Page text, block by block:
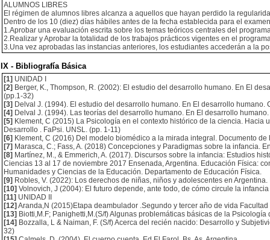
ALUMNOS LIBRES
El régimen de alumnos libres alcanza a aquellos que hayan perdido la
Dentro de los 10 (diez) días hábiles antes de la fecha establecida para el
1.Aprobar una evaluación escrita sobre los temas teóricos centrales del
2.Realizar y Aprobar la totalidad de los trabajos prácticos vigentes en el
3.Una vez aprobadas las instancias anteriores, los estudiantes accederán a la
IX - Bibliografía Básica
[1] UNIDAD I
[2] Berger, K., Thompson, R. (2002): El estudio del desarrollo humano. En El
(pp.1-32)
[3] Delval J. (1994). El estudio del desarrollo humano. En El desarrollo humano.
[4] Delval J. (1994). Las teorías del desarrollo humano. En El desarrollo
[5] Klement, C (2015) La Psicología en el contexto histórico de la ciencia.
Desarrollo . FaPsi. UNSL. (pp. 1-11)
[6] Klement, C (2016) Del modelo biomédico a la mirada integral. Documento
[7] Marasca, C.; Fass, A. (2018) Concepciones y Paradigmas sobre la infancia.
[8] Martínez, M., & Emmerich, A. (2017). Discursos sobre la infancia: Estudios
Ciencias 13 al 17 de noviembre 2017 Ensenada, Argentina. Educación Física:
Humanidades y Ciencias de la Educación. Departamento de Educación Física.
[9] Robles, V. (2022): Los derechos de niñas, niños y adolescentes en
[10] Volnovich, J (2004): El futuro depende, ante todo, de cómo circule la
[11] UNIDAD II
[12] Aranda,N (2015)Etapa deambulador .Segundo y tercer año de vida
[13] Biotti,M.F; Panighetti,M.(S/f) Algunas problemáticas básicas de la
[14] Bozzalla, L & Naiman, F. (S/f) Acerca del recién nacido: Desarrollo y
32)